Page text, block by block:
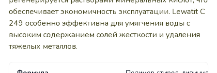
обеспечивает экономичность эксплуатации. Lewatit C
249 особенно эффективна для умягчения воды с
высоким содержанием солей жесткости и удаления
тяжелых металлов.